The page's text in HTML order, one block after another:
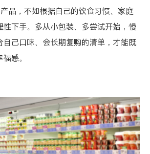
产品，不如根据自己的饮食习惯、家庭
性下手。多从小包装、多尝试开始，慢
自己口味、会长期复购的清单，才能既
感。